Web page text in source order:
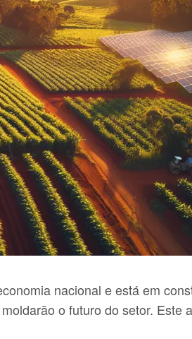
nacional e está em
o futuro do setor.